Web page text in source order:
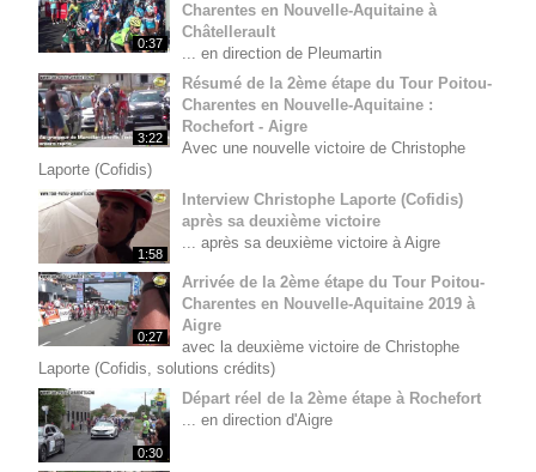
0:37
Charentes en Nouvelle-Aquitaine à
Châtellerault
... en direction de Pleumartin
3:22
Résumé de la 2ème étape du Tour Poitou-
Charentes en Nouvelle-Aquitaine :
Rochefort - Aigre
Avec une nouvelle victoire de Christophe
Laporte (Cofidis)
1:58
Interview Christophe Laporte (Cofidis)
après sa deuxième victoire
... après sa deuxième victoire à Aigre
0:27
Arrivée de la 2ème étape du Tour Poitou-
Charentes en Nouvelle-Aquitaine 2019 à
Aigre
avec la deuxième victoire de Christophe
Laporte (Cofidis, solutions crédits)
0:30
Départ réel de la 2ème étape à Rochefort
... en direction d'Aigre